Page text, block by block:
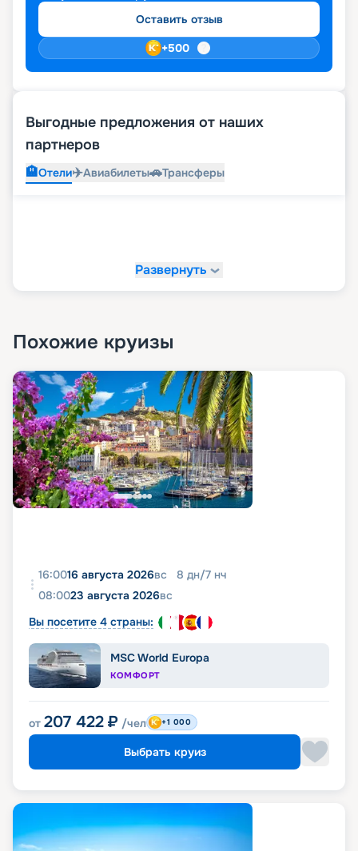
Оставить отзыв
+500
Выгодные предложения от наших
партнеров
🏨Отели✈️Авиабилеты🚗Трансферы
Развернуть
Похожие круизы
16:0016 августа 2026вс 8 дн/7 нч
08:0023 августа 2026вс
Вы посетите 4 страны:
MSC World Europa
КОМФОРТ
от 207 422 ₽ /чел +1 000
Выбрать круиз